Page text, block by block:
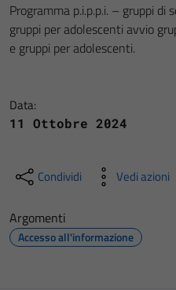
Programma p.i.p.p.i. – gruppi
gruppi per adolescenti avvio
e gruppi per adolescenti.
Data:
11 Ottobre 2024
Condividi Vedi azioni
Argomenti
Accesso all'informazione